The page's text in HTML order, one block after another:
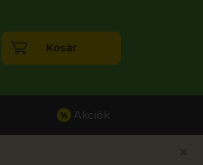
Kosár
% Akciók